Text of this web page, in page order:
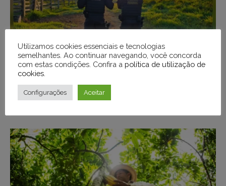
PF desarticula grupo que usava químicos para
Utilizamos cookies essenciais e tecnologias
semelhantes. Ao continuar navegando, você concorda
com estas condições. Confira a política de utilização de
cookies
Configurações Aceitar